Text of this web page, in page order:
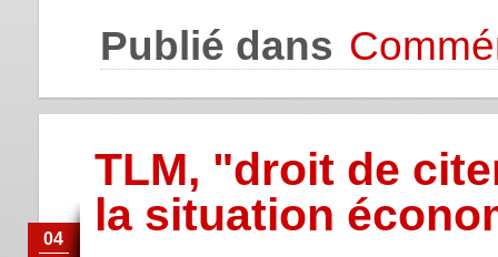
Publié dans
TLM, "droit de
la situation
04